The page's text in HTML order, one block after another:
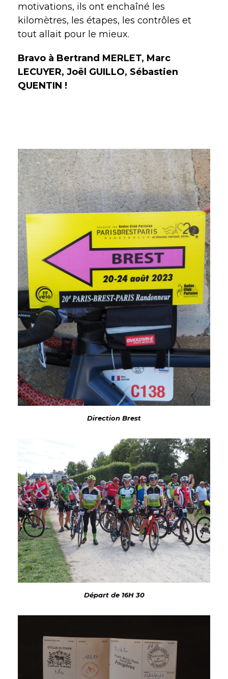
motivations, ils ont enchaîné les
kilomètres, les étapes, les contrôles et
tout allait pour le mieux.
Bravo à Bertrand MERLET, Marc
LECUYER, Joël GUILLO, Sébastien
QUENTIN !
Direction Brest
Départ de 16H 30